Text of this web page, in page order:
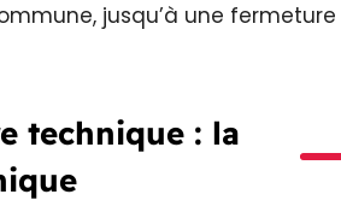
jusqu’à une fermeture
technique : la